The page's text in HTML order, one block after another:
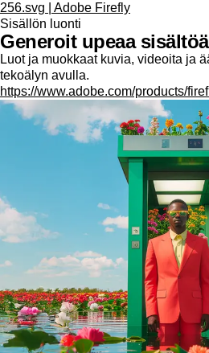
256.svg | Adobe Firefly
Sisällön luonti
Generoit upeaa
Luot ja muokkaat kuvia, videoita ja
tekoälyn avulla.
https://www.adobe.com/products/